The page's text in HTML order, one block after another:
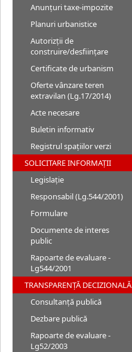
Anunțuri taxe-impozite
Planuri urbanistice
Autorizții de
construire/desființare
Certificate de urbanism
Oferte vânzare teren
extravilan (Lg.17/2014)
Acte necesare
Buletin informativ
Registrul spațiilor verzi
SOLICITARE INFORMAȚII
Legislație
Responsabil (Lg.544/2001)
Formulare
Documente de interes
public
Rapoarte de evaluare -
Lg544/2001
TRANSPARENȚĂ DECIZIONALĂ
Consultanță publică
Dezbare publică
Rapoarte de evaluare -
Lg52/2003